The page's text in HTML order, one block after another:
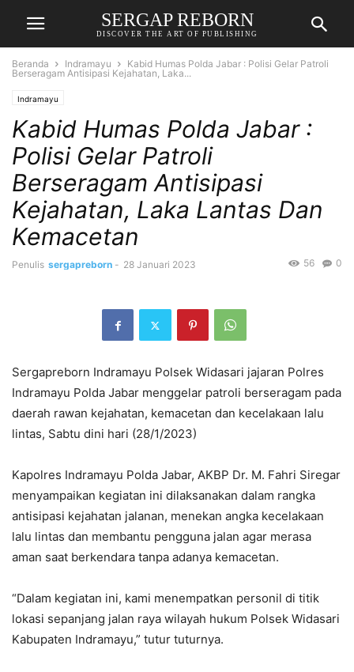
SERGAP REBORN
DISCOVER THE ART OF PUBLISHING
Beranda Indramayu
Kabid Humas Polda Jabar : Polisi Gelar Patroli
Berseragam Antisipasi Kejahatan, Laka...
Indramayu
Kabid Humas Polda Jabar :
Polisi Gelar Patroli
Berseragam Antisipasi
Kejahatan, Laka Lantas Dan
Kemacetan
Penulis sergapreborn - 28 Januari 2023 0
56
Sergapreborn Indramayu Polsek Widasari jajaran Polres
Indramayu Polda Jabar menggelar patroli berseragam pada
daerah rawan kejahatan, kemacetan dan kecelakaan lalu
lintas, Sabtu dini hari (28/1/2023)
Kapolres Indramayu Polda Jabar, AKBP Dr. M. Fahri Siregar
menyampaikan kegiatan ini dilaksanakan dalam rangka
antisipasi kejahatan jalanan, menekan angka kecelakaan
lalu lintas dan membantu pengguna jalan agar merasa
aman saat berkendara tanpa adanya kemacetan.
“Dalam kegiatan ini, kami menempatkan personil di titik
lokasi sepanjang jalan raya wilayah hukum Polsek Widasari
Kabupaten Indramayu,” tutur tuturnya.